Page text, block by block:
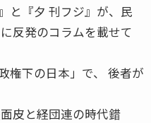
と『夕 刊フジ』が、民
反発のコラムを載せて
権下の日本」で、 後者が
皮と経団連の時代錯